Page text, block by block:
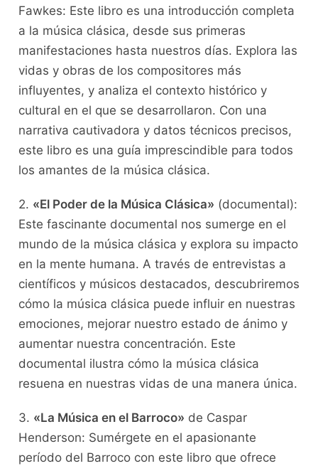
Fawkes:‌ Este libro ​es una introducción ‌completa
a la música ⁢clásica, desde sus primeras
manifestaciones hasta ‍nuestros ​días. Explora‌ las
vidas y ​obras de los compositores más
influyentes, y analiza el ⁢contexto histórico⁢ y
cultural en el que se desarrollaron. Con una
⁤narrativa cautivadora y⁣ datos técnicos precisos,
este libro es una guía imprescindible para todos⁢
los amantes⁢ de la música clásica.
2. «El‌ Poder​ de la Música Clásica» (documental):
Este⁣ fascinante ⁢documental nos sumerge en el
mundo de la música clásica y explora‍ su impacto
en la mente humana. A través de entrevistas a
científicos y ⁣músicos destacados, descubriremos
⁢cómo la música clásica puede influir en nuestras
emociones, mejorar nuestro estado de ánimo y
‍aumentar nuestra concentración. Este⁢
documental‍ ilustra cómo ⁤la música clásica
resuena en nuestras vidas de una manera‌ única.
3. «La Música en‍ el⁢ Barroco» de Caspar‍
Henderson:⁣ Sumérgete en el apasionante
período del Barroco ⁣con este libro que ofrece